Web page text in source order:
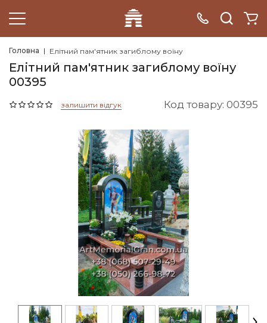
Головна Елітний пам'ятник загиблому воїну
Елітний пам'ятник загиблому воїну
00395
залишити відгук Код товару: 00395